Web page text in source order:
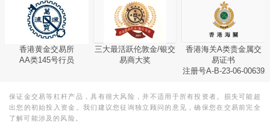
香港黄金交易所
AA类145号行员
三大最活跃伦敦金/银交
易商大奖
香港海关A类贵金属交
易证书
注册号A-B-23-06-00639
保证金交易等杠杆产品，具有很大风险，并不适用于所有投资者。损失可能超
出您的初始投入资金。我们建议您征询独立顾问的意见，确保您在交易前完全
了解可能涉及的风险。